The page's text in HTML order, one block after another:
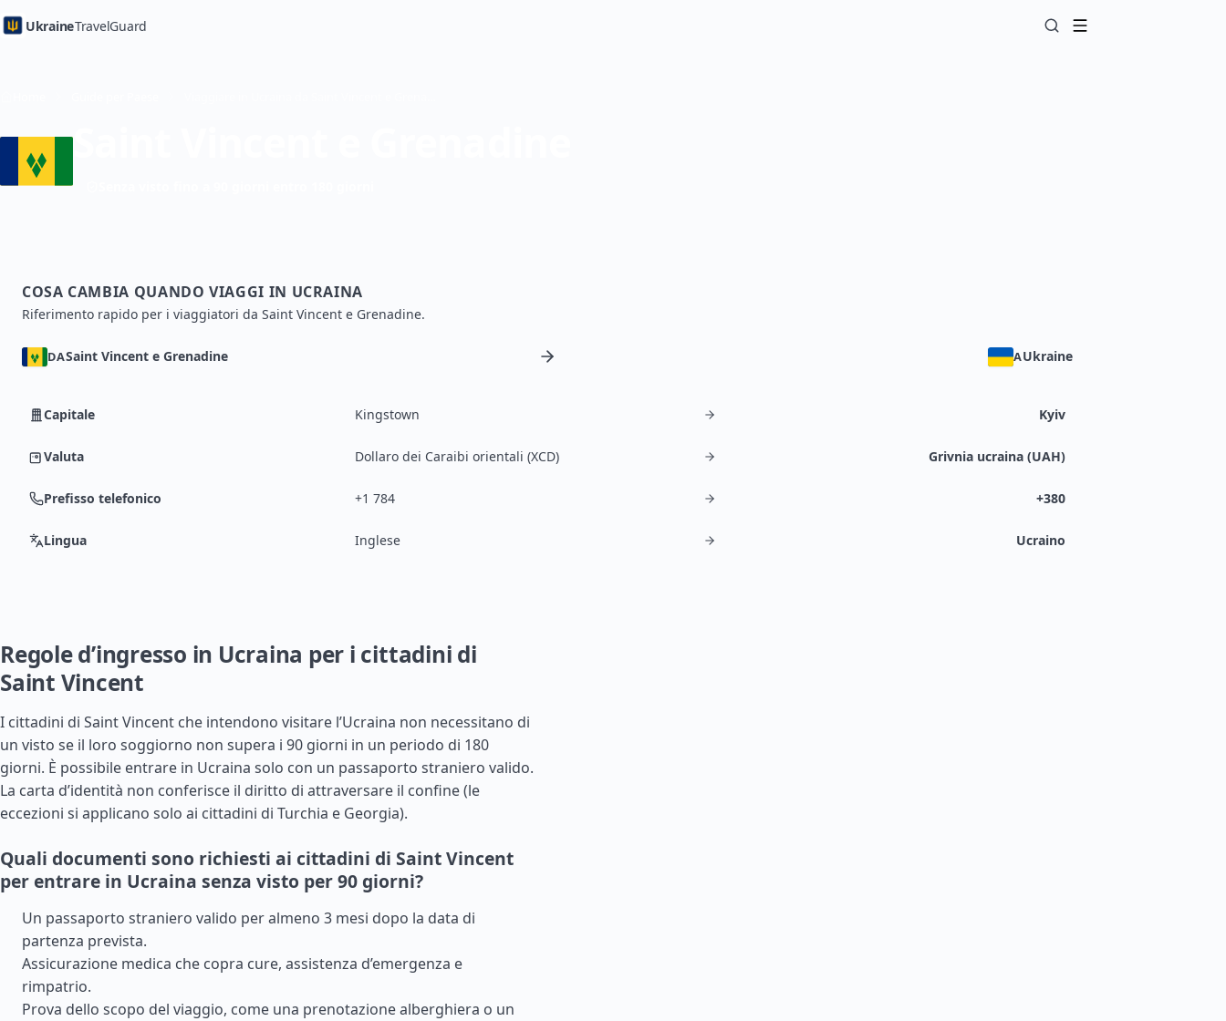
UkraineTravelGuard
COSA CAMBIA QUANDO VIAGGI IN UCRAINA
Riferimento rapido per i viaggiatori da Saint Vincent e Grenadine.
DASaint Vincent e Grenadine AUkraine
Capitale Kingstown Kyiv
Valuta Dollaro dei Caraibi orientali (XCD) Grivnia ucraina (UAH)
Prefisso telefonico +1 784 +380
Lingua Inglese Ucraino
Regole d’ingresso in Ucraina per i cittadini di
Saint Vincent
I cittadini di Saint Vincent che intendono visitare l’Ucraina non necessitano di
un visto se il loro soggiorno non supera i 90 giorni in un periodo di 180
giorni. È possibile entrare in Ucraina solo con un passaporto straniero valido.
La carta d’identità non conferisce il diritto di attraversare il confine (le
eccezioni si applicano solo ai cittadini di Turchia e Georgia).
Quali documenti sono richiesti ai cittadini di Saint Vincent
per entrare in Ucraina senza visto per 90 giorni?
Un passaporto straniero valido per almeno 3 mesi dopo la data di
partenza prevista.
Assicurazione medica che copra cure, assistenza d’emergenza e
rimpatrio.
Prova dello scopo del viaggio, come una prenotazione alberghiera o un